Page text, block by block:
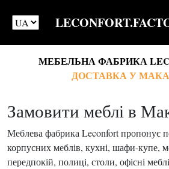
МЕБЕЛЬНА ФАБРИКА
ДОСТАВКА У
Замовити меблі в
Меблева фабрика Leconfort пропонує
корпусних меблів, кухні, шафи-купе,
передпокій, полиці, столи, офісні